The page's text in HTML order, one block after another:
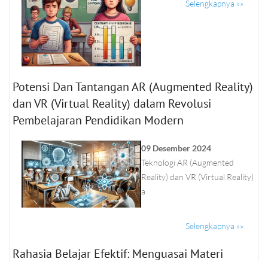
Selengkapnya »»
Potensi Dan Tantangan AR (Augmented Reality)
dan VR (Virtual Reality) dalam Revolusi
Pembelajaran Pendidikan Modern
09 Desember 2024
Teknologi AR (Augmented
Reality) dan VR (Virtual Reality)
a
Selengkapnya »»
Rahasia Belajar Efektif: Menguasai Materi